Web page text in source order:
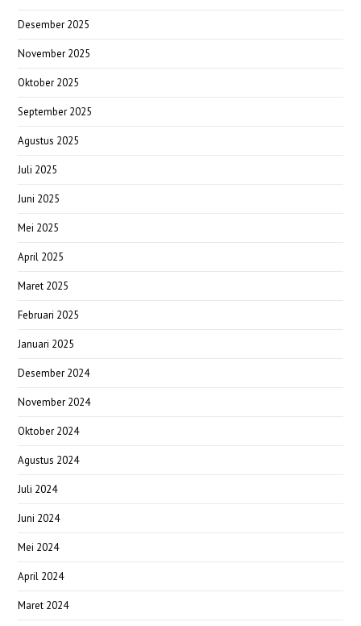
Desember 2025
November 2025
Oktober 2025
September 2025
Agustus 2025
Juli 2025
Juni 2025
Mei 2025
April 2025
Maret 2025
Februari 2025
Januari 2025
Desember 2024
November 2024
Oktober 2024
Agustus 2024
Juli 2024
Juni 2024
Mei 2024
April 2024
Maret 2024